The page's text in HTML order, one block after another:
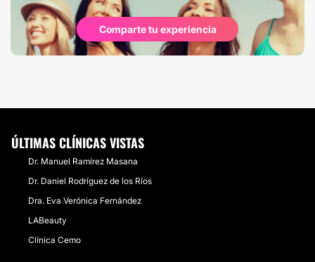
Comparte tu experiencia
ÚLTIMAS CLÍNICAS VISTAS
Dr. Manuel Ramírez Masana
Dr. Daniel Rodríguez de los Ríos
Dra. Eva Verónica Fernández
LABeauty
Clínica Cemo